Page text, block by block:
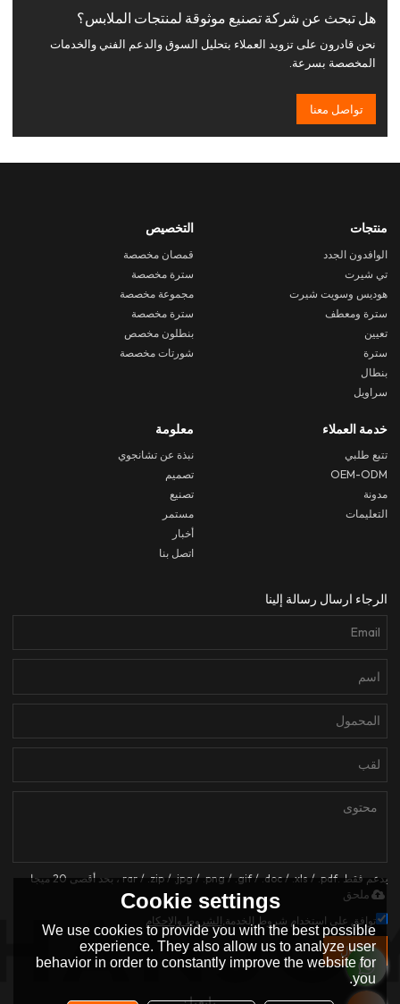
هل تبحث عن شركة تصنيع موثوقة لمنتجات الملابس؟
نحن قادرون على تزويد العملاء بتحليل السوق والدعم الفني والخدمات
المخصصة بسرعة.
تواصل معنا
منتجات
الوافدون الجدد
تي شيرت
هوديس وسويت شيرت
سترة ومعطف
تعيين
سترة
بنطال
سراويل
التخصيص
قمصان مخصصة
سترة مخصصة
مجموعة مخصصة
سترة مخصصة
بنطلون مخصص
شورتات مخصصة
خدمة العملاء
تتبع طلبي
OEM-ODM
مدونة
التعليمات
معلومة
نبذة عن تشانجوي
تصميم
تصنيع
مستمر
أخبار
اتصل بنا
الرجاء ارسال رسالة إلينا
يدعم فقط .rar / .zip / .jpg / .png / .gif / .doc / .xls / .pdf ، بحد أقصى 20 ميجا
ملحق
توافق على استخدام شروط الخدمة,الشروط والاحكام
إرسال
Cookie settings
We use cookies to provide you with the best possible
experience. They also allow us to analyze user
behavior in order to constantly improve the website for
you.